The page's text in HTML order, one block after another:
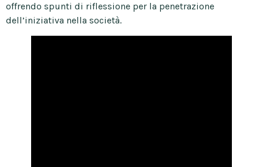
offrendo spunti di riflessione per la penetrazione
dell’iniziativa nella società.